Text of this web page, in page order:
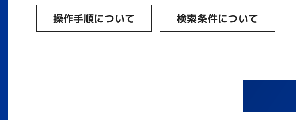
操作手順について 検索条件について